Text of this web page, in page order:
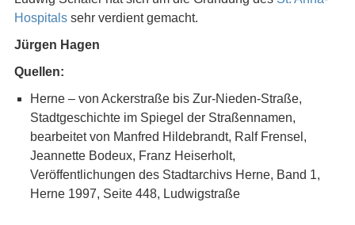
Hospitalssehr verdient gemacht.
Jürgen Hagen
Quellen:
Herne – von Ackerstraße bis Zur-Nieden-Straße,
Stadtgeschichte im Spiegel der Straßennamen,
bearbeitet von Manfred Hildebrandt, Ralf Frensel,
Jeannette Bodeux, Franz Heiserholt,
Veröffentlichungen des Stadtarchivs Herne, Band 1,
Herne 1997, Seite 448, Ludwigstraße